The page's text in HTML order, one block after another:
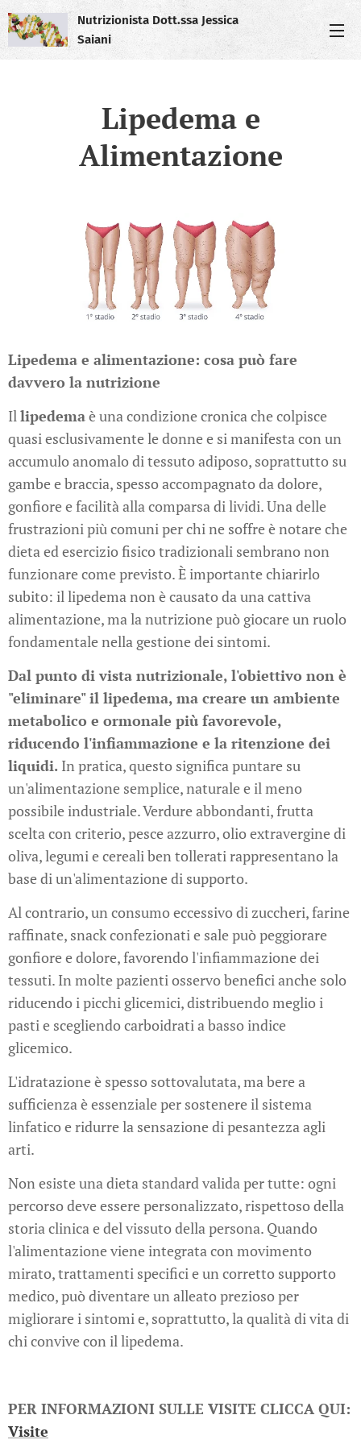
Nutrizionista Dott.ssa Jessica
Saiani
Lipedema e
Alimentazione
Lipedema e alimentazione: cosa può fare
davvero la nutrizione
Illipedemaè una condizione cronica che colpisce
quasi esclusivamente le donne e si manifesta con un
accumulo anomalo di tessuto adiposo, soprattutto su
gambe e braccia, spesso accompagnato da dolore,
gonfiore e facilità alla comparsa di lividi. Una delle
frustrazioni più comuni per chi ne soffre è notare che
dieta ed esercizio fisico tradizionali sembrano non
funzionare come previsto. È importante chiarirlo
subito: il lipedema non è causato da una cattiva
alimentazione, ma la nutrizione può giocare un ruolo
fondamentale nella gestione dei sintomi.
Dal punto di vista nutrizionale, l'obiettivo non è
"eliminare" il lipedema, ma creare un ambiente
metabolico e ormonale più favorevole,
riducendo l'infiammazione e la ritenzione dei
liquidi. In pratica, questo significa puntare su
un'alimentazione semplice, naturale e il meno
possibile industriale. Verdure abbondanti, frutta
scelta con criterio, pesce azzurro, olio extravergine di
oliva, legumi e cereali ben tollerati rappresentano la
base di un'alimentazione di supporto.
Al contrario, un consumo eccessivo di zuccheri, farine
raffinate, snack confezionati e sale può peggiorare
gonfiore e dolore, favorendo l'infiammazione dei
tessuti. In molte pazienti osservo benefici anche solo
riducendo i picchi glicemici, distribuendo meglio i
pasti e scegliendo carboidrati a basso indice
glicemico.
L'idratazione è spesso sottovalutata, ma bere a
sufficienza è essenziale per sostenere il sistema
linfatico e ridurre la sensazione di pesantezza agli
arti.
Non esiste una dieta standard valida per tutte: ogni
percorso deve essere personalizzato, rispettoso della
storia clinica e del vissuto della persona. Quando
l'alimentazione viene integrata con movimento
mirato, trattamenti specifici e un corretto supporto
medico, può diventare un alleato prezioso per
migliorare i sintomi e, soprattutto, la qualità di vita di
chi convive con il lipedema.
PER INFORMAZIONI SULLE VISITE CLICCA QUI:
Visite